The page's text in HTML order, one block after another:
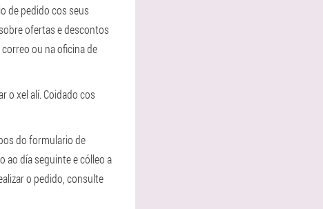
de pedido cos seus
ofertas e descontos
ou na oficina de
o xel alí. Coidado cos
do formulario de
ao día seguinte e cólleo a
o pedido, consulte